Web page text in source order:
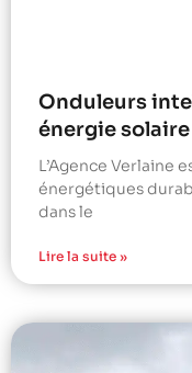
Onduleurs
énergie solaire
L’Agence Verlaine
énergétiques
dans le
Lire la suite »